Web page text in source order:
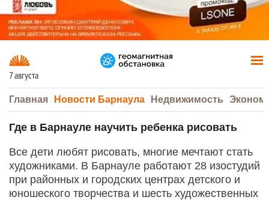
7 августа
Главная Новости Барнаула Недвижимость
Где в Барнауле научить ребенка рисовать
Все дети любят рисовать, многие мечтают стать
художниками. В Барнауле работают 28 изостудий
при районных и городских центрах детского и
юношеского творчества и шесть художественных